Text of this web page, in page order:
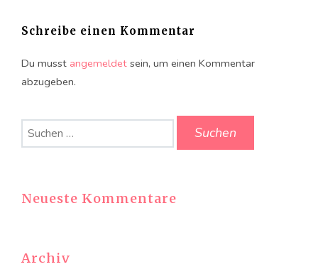
Schreibe einen Kommentar
Du musst angemeldet sein, um einen Kommentar
abzugeben.
Suchen
nach:
Neueste Kommentare
Archiv